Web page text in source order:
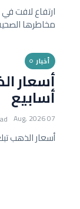
ارتفاع لافت
مخاطرها
أخبار
أسعار
أسابيع
07 Aug, 2026
أسعار الذهب